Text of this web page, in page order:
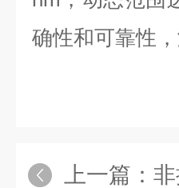
确性和可靠性
上一篇：